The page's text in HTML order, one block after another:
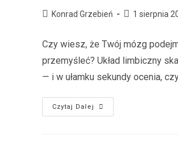
Konrad Grzebień 1 sierpnia
Czy wiesz, że Twój mózg
przemyśleć? Układ limbiczny
— i w ułamku sekundy ocenia,
Czytaj Dalej